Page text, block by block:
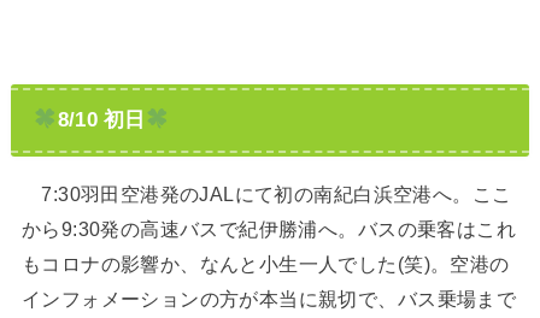
8/10 初日
7:30羽田空港発のJALにて初の南紀白浜空港へ。ここ
から9:30発の高速バスで紀伊勝浦へ。バスの乗客はこれ
もコロナの影響か、なんと小生一人でした(笑)。空港の
インフォメーションの方が本当に親切で、バス乗場まで